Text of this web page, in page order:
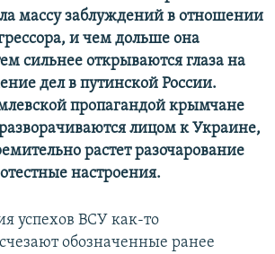
массу заблуждений в отношении
и чем дольше она
сильнее открываются глаза на
дел в путинской России.
пропагандой крымчане
лицом к Украине,
растет разочарование
настроения.
успехов ВСУ как-то
обозначенные ранее